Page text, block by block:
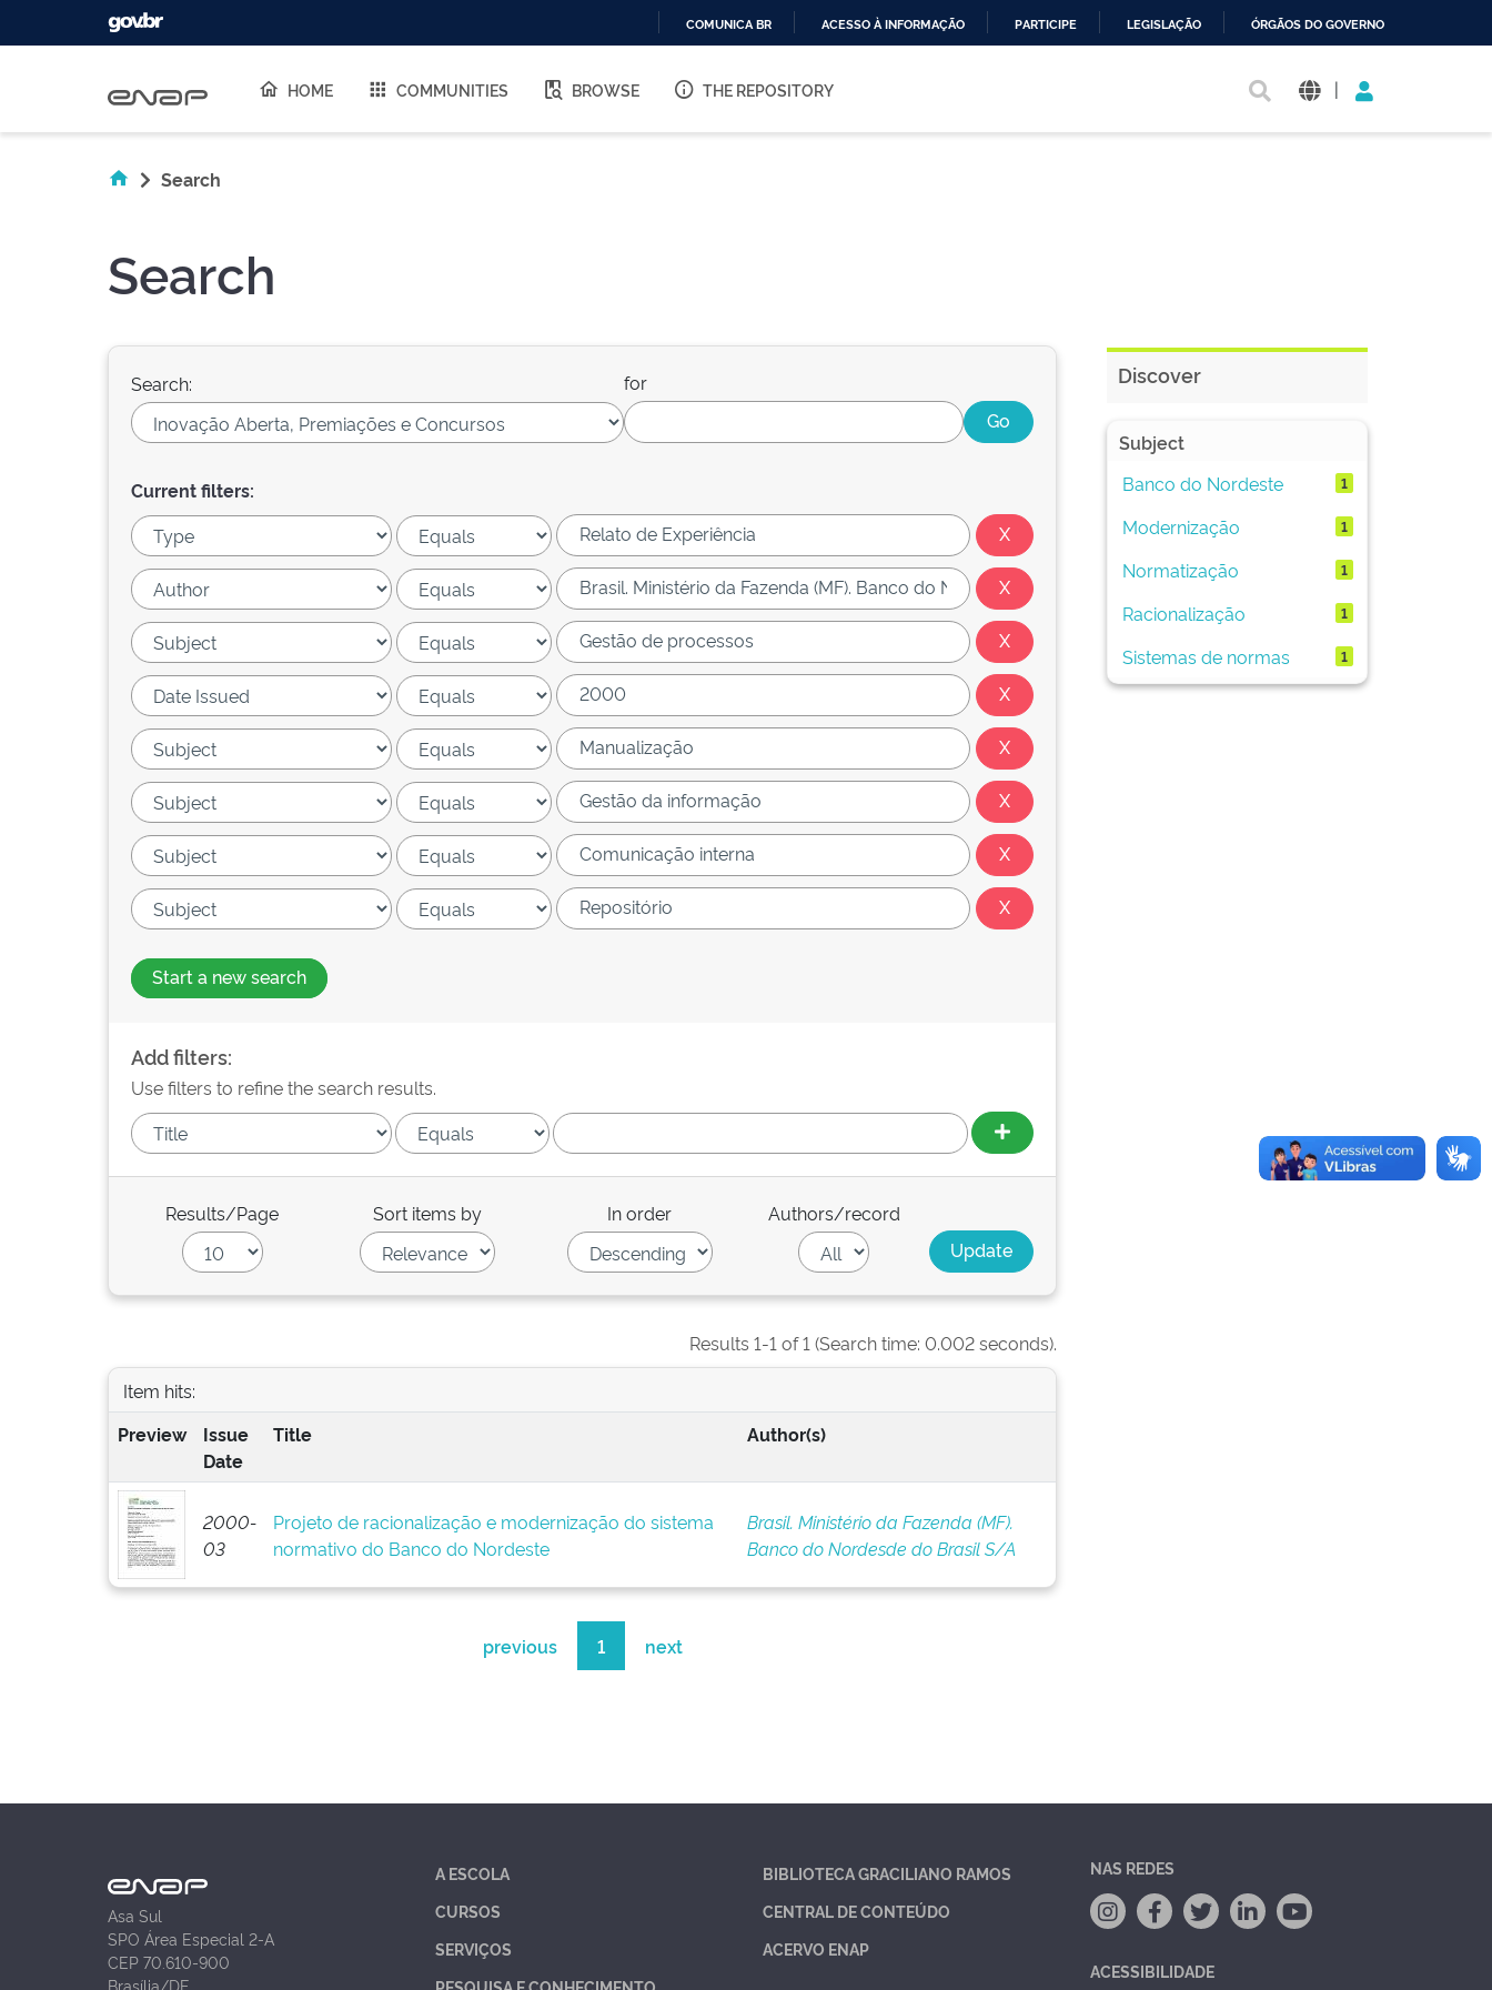
O
COMUNICA BR ACESSO À INFORMAÇÃO PARTICIPE LEGISLAÇÃO ÓRGÃOS DO GOVERNO
HOME COMMUNITIES BROWSE THE REPOSITORY |
Search
Search
Search: for
Current filters:
Start a new search
Add filters:
Use filters to refine the search results.
Results/Page Sort items by In order Authors/record
Results 1-1 of 1 (Search time: 0.002 seconds).
Item hits:
Preview
Issue
Date
Title Author(s)
2000-
03
Projeto de racionalização e modernização do sistema
normativo do Banco do Nordeste
Brasil. Ministério da Fazenda (MF).
Banco do Nordesde do Brasil S/A
previous 1 next
Discover
Subject
Banco do Nordeste
1
Modernização 1
Normatização 1
Racionalização 1
Sistemas de normas 1
Asa Sul
SPO Área Especial 2-A
CEP 70.610-900
Brasília/DF
A ESCOLA
CURSOS
SERVIÇOS
BIBLIOTECA GRACILIANO RAMOS
CENTRAL DE CONTEÚDO
ACERVO ENAP
NAS REDES
ACESSIBILIDADE